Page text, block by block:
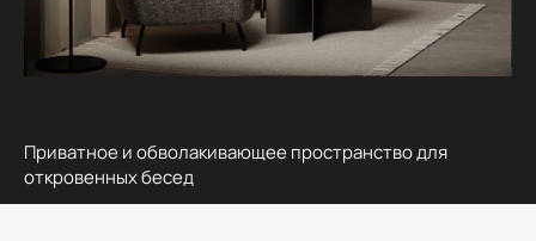
Приватное и обволакивающее пространство для
откровенных бесед